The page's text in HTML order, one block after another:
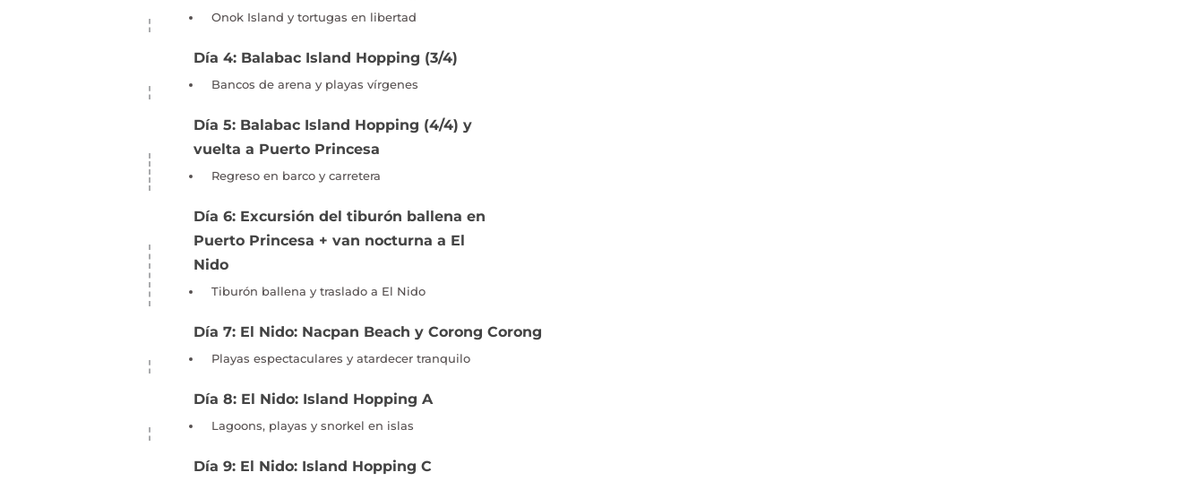
Onok Island y tortugas en libertad
Día 4: Balabac Island Hopping (3/4)
Bancos de arena y playas vírgenes
Día 5: Balabac Island Hopping (4/4) y
vuelta a Puerto Princesa
Regreso en barco y carretera
Día 6: Excursión del tiburón ballena en
Puerto Princesa + van nocturna a El
Nido
Tiburón ballena y traslado a El Nido
Día 7: El Nido: Nacpan Beach y Corong Corong
Playas espectaculares y atardecer tranquilo
Día 8: El Nido: Island Hopping A
Lagoons, playas y snorkel en islas
Día 9: El Nido: Island Hopping C